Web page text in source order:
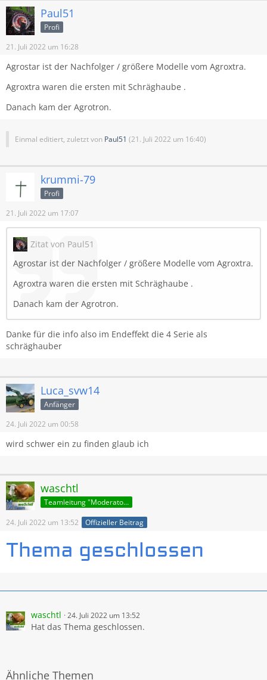
Paul51
Profi
21. Juli 2022 um 16:28
Agrostar ist der Nachfolger / größere Modelle vom Agroxtra.
Agroxtra waren die ersten mit Schräghaube .
Danach kam der Agrotron.
Einmal editiert, zuletzt von Paul51 (21. Juli 2022 um 16:40)
krummi-79
Profi
21. Juli 2022 um 17:07
Zitat von Paul51
Agrostar ist der Nachfolger / größere Modelle vom Agroxtra.
Agroxtra waren die ersten mit Schräghaube .
Danach kam der Agrotron.
Danke für die info also im Endeffekt die 4 Serie als
schräghauber
Luca_svw14
Anfänger
24. Juli 2022 um 00:58
wird schwer ein zu finden glaub ich
waschtl
Teamleitung "Moderatoren"
24. Juli 2022 um 13:52 Offizieller Beitrag
waschtl 24. Juli 2022 um 13:52
Hat das Thema geschlossen.
Ähnliche Themen